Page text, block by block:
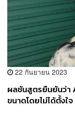
22 กันยายน 2023
ผลชันสูตรยืนยันว่า
ขนาดโดยไม่ได้ตั้งใจ